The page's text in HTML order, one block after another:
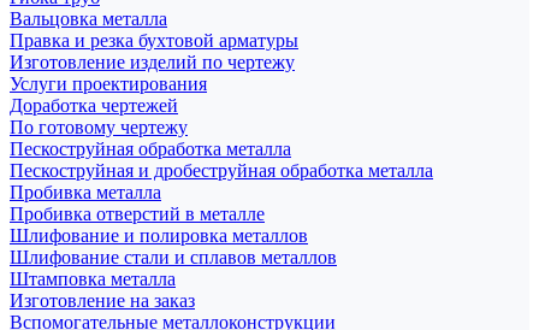
Вальцовка металла
Правка и резка бухтовой арматуры
Изготовление изделий по чертежу
Услуги проектирования
Доработка чертежей
По готовому чертежу
Пескоструйная обработка металла
Пескоструйная и дробеструйная обработка металла
Пробивка металла
Пробивка отверстий в металле
Шлифование и полировка металлов
Шлифование стали и сплавов металлов
Штамповка металла
Изготовление на заказ
Вспомогательные металлоконструкции